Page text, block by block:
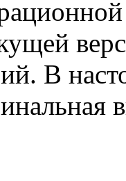
В